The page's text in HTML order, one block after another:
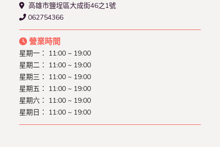
高雄市鹽埕區大成街46之1號
062754366
營業時間
星期一： 11:00 ~ 19:00
星期二： 11:00 ~ 19:00
星期三： 11:00 ~ 19:00
星期五： 11:00 ~ 19:00
星期六： 11:00 ~ 19:00
星期日： 11:00 ~ 19:00